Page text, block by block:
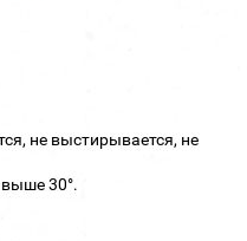
не выстирывается, не
выше 30°.